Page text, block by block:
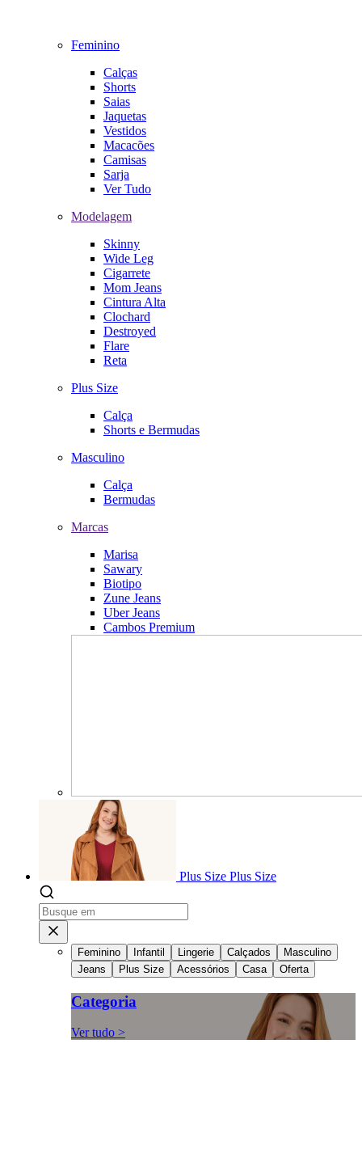
Feminino
Calças
Shorts
Saias
Jaquetas
Vestidos
Macacões
Camisas
Sarja
Ver Tudo
Modelagem
Skinny
Wide Leg
Cigarrete
Mom Jeans
Cintura Alta
Clochard
Destroyed
Flare
Reta
Plus Size
Calça
Shorts e Bermudas
Masculino
Calça
Bermudas
Marcas
Marisa
Sawary
Biotipo
Zune Jeans
Uber Jeans
Cambos Premium
Plus Size Plus Size
Feminino Infantil Lingerie Calçados
Masculino
Jeans
Plus Size Acessórios Casa Oferta
Categoria
Ver tudo >